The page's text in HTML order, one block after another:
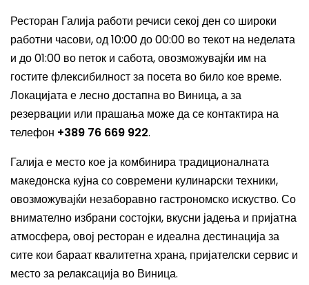
Ресторан Галија работи речиси секој ден со широки
работни часови, од 10:00 до 00:00 во текот на неделата
и до 01:00 во петок и сабота, овозможувајќи им на
гостите флексибилност за посета во било кое време.
Локацијата е лесно достапна во Виница, а за
резервации или прашања може да се контактира на
телефон +389 76 669 922.
Галија е место кое ја комбинира традиционалната
македонска кујна со современи кулинарски техники,
овозможувајќи незаборавно гастрономско искуство. Со
внимателно избрани состојки, вкусни јадења и пријатна
атмосфера, овој ресторан е идеална дестинација за
сите кои бараат квалитетна храна, пријателски сервис и
место за релаксација во Виница.